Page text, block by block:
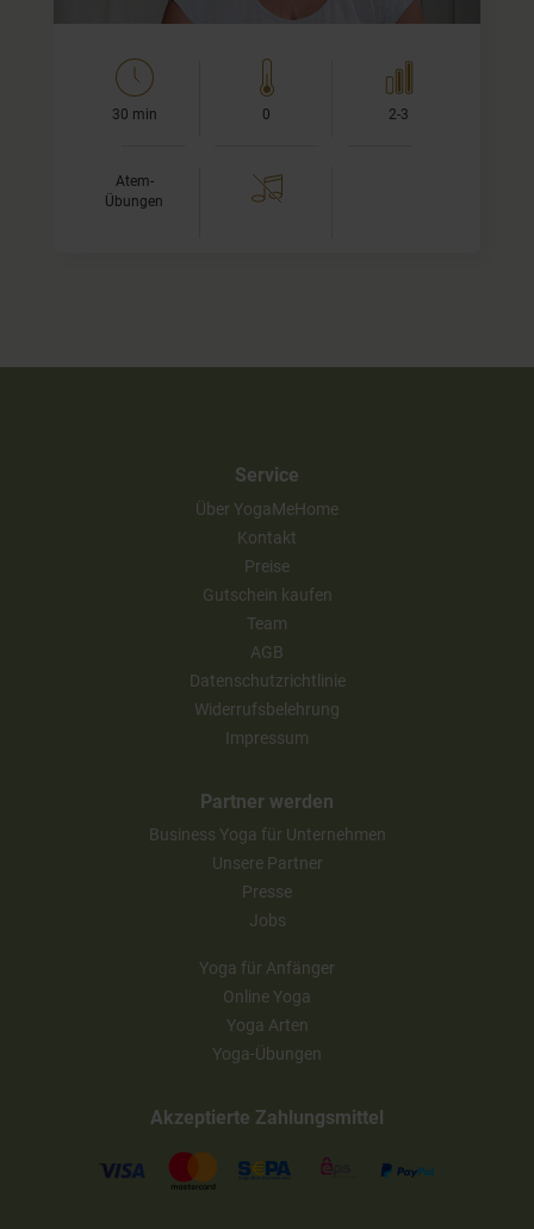
30 min 0 2-3
Atem-
Übungen
Service
Über YogaMeHome
Kontakt
Preise
Gutschein kaufen
Team
AGB
Datenschutzrichtlinie
Widerrufsbelehrung
Impressum
Partner werden
Business Yoga für Unternehmen
Unsere Partner
Presse
Jobs
Yoga für Anfänger
Online Yoga
Yoga Arten
Yoga-Übungen
Akzeptierte Zahlungsmittel